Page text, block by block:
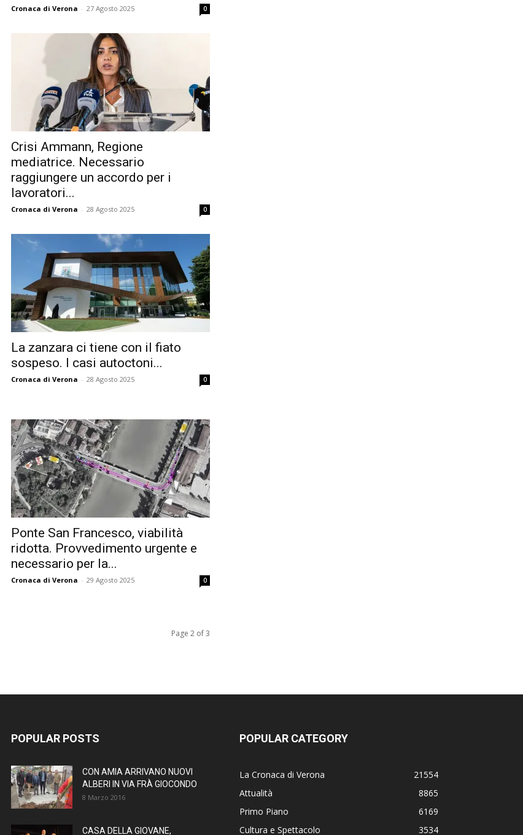
Cronaca di Verona - 27 Agosto 2025 0
Crisi Ammann, Regione
mediatrice. Necessario
raggiungere un accordo per i
lavoratori...
Cronaca di Verona - 28 Agosto 2025 0
La zanzara ci tiene con il fiato
sospeso. I casi autoctoni...
Cronaca di Verona - 28 Agosto 2025 0
Ponte San Francesco, viabilità
ridotta. Provvedimento urgente e
necessario per la...
Cronaca di Verona - 29 Agosto 2025 0
Page 2 of 3
POPULAR POSTS
CON AMIA ARRIVANO NUOVI
ALBERI IN VIA FRÀ GIOCONDO
8 Marzo 2016
CASA DELLA GIOVANE,
POPULAR CATEGORY
La Cronaca di Verona
21554
Attualità
8865
Primo Piano
6169
Cultura e Spettacolo
3534